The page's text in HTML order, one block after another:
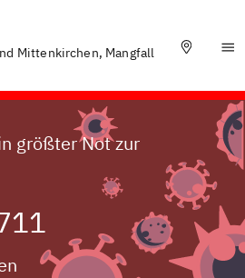
Mittenkirchen, Mangfall
größter Not zur